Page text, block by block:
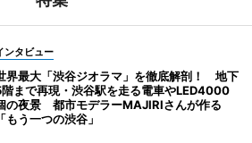
ンタビュー
界最大「渋谷ジオラマ」を徹底解剖！ 地下
階まで再現・渋谷駅を走る電車やLED4000
の夜景 都市モデラーMAJIRIさんが作る
「もう一つの渋谷」